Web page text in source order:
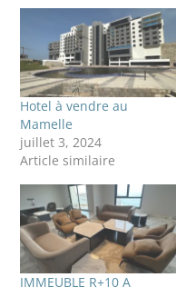
Des hôtels à Vendre à Saly
:
1°/ 1 hôtel à vendre sur
bungalows, salle de
Prix: 6 milliards FCFA ;
2°/ 1 hôtel à vendre sur
piscine, salle de
Prix: 9 milliards FCFA.
DIASS 322 ha titre
25000f/m2
Réf : 980881/H.D
Hotel à vendre au
Mamelle
juillet 3, 2024
Article similaire
IMMEUBLE R+10 A